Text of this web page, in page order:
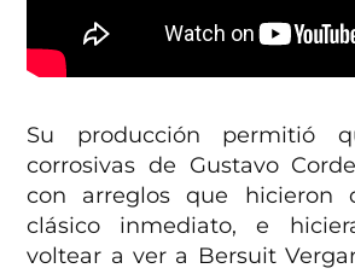
Su producción permitió
corrosivas de Gustavo
con arreglos que hicieron
clásico inmediato, e
voltear a ver a Bersuit